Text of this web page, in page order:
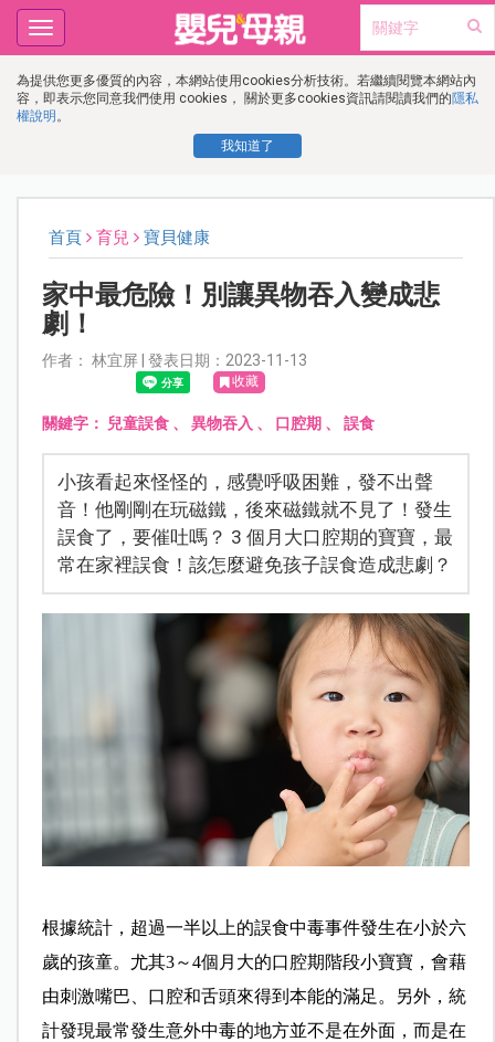
為提供您更多優質的內容，本網站使用cookies分析技術。若繼續閱覽本網站內
容，即表示您同意我們使用 cookies， 關於更多cookies資訊請閱讀我們的隱私
權說明 。
我知道了
Toggle
navigation
首頁 育兒 寶貝健康
家中最危險！別讓異物吞入變成悲
劇！
作者： 林宜屏 | 發表日期：2023-11-13
收藏
關鍵字： 兒童誤食、 異物吞入 、 口腔期 、 誤食
小孩看起來怪怪的，感覺呼吸困難，發不出聲
音！他剛剛在玩磁鐵，後來磁鐵就不見了！發生
誤食了，要催吐嗎？ 3 個月大口腔期的寶寶，最
常在家裡誤食！該怎麼避免孩子誤食造成悲劇？
根據統計，超過一半以上的誤食中毒事件發生在小於六
歲的孩童。尤其3～4個月大的口腔期階段小寶寶，會藉
由刺激嘴巴、口腔和舌頭來得到本能的滿足。另外，統
計發現最常發生意外中毒的地方並不是在外面，而是在